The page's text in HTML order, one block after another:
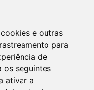
e outras
para
de
os seguintes
ativar a
criança o acesso a um
orientador:
Afetos.